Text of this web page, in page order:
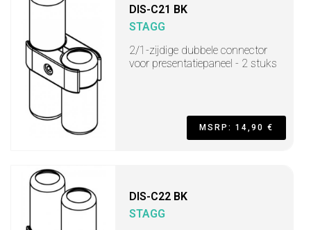
DIS-C21 BK
STAGG
2/1-zijdige dubbele connector
voor presentatiepaneel - 2 stuks
MSRP: 14,90 €
DIS-C22 BK
STAGG